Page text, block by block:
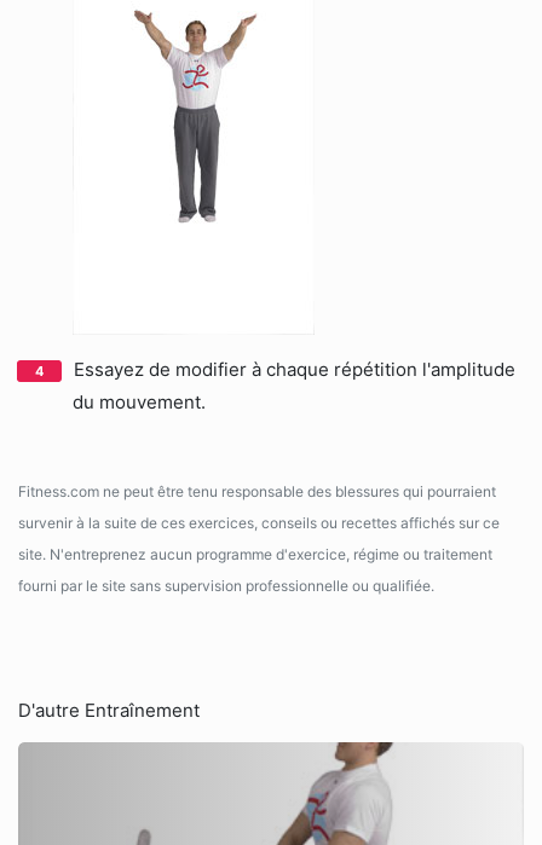
Essayez de modifier à chaque répétition l'amplitude
du mouvement.
Fitness.com ne peut être tenu responsable des blessures qui pourraient
survenir à la suite de ces exercices, conseils ou recettes affichés sur ce
site. N'entreprenez aucun programme d'exercice, régime ou traitement
fourni par le site sans supervision professionnelle ou qualifiée.
D'autre Entraînement